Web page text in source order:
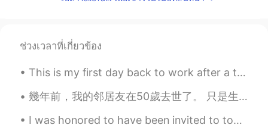
ช่วงเวลาที่เกี่ยวข้อง
This is my first day back to work after a two week stay at home vacation. New York to Los Angeles...
幾年前，我的邻居友在50歲去世了。 只是生了個小病，8天就過身了。 她痛苦的時間很短，很快就到了另外一個世界。 我們在群組都互相緬懷她... “好傷心，我們再也不能夠看見他了” “May she...
I was honored to have been invited to tour this beautiful theme park. China's first Universal St...